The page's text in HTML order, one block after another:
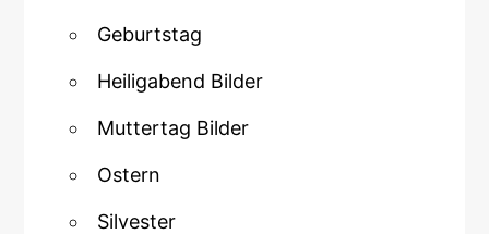
Geburtstag
Heiligabend Bilder
Muttertag Bilder
Ostern
Silvester